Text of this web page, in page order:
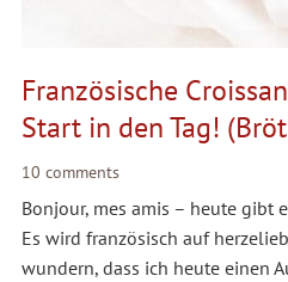
Französische
Start in den Tag!
10 comments
Bonjour, mes amis – heute gibt
Es wird französisch auf
wundern, dass ich heute einen